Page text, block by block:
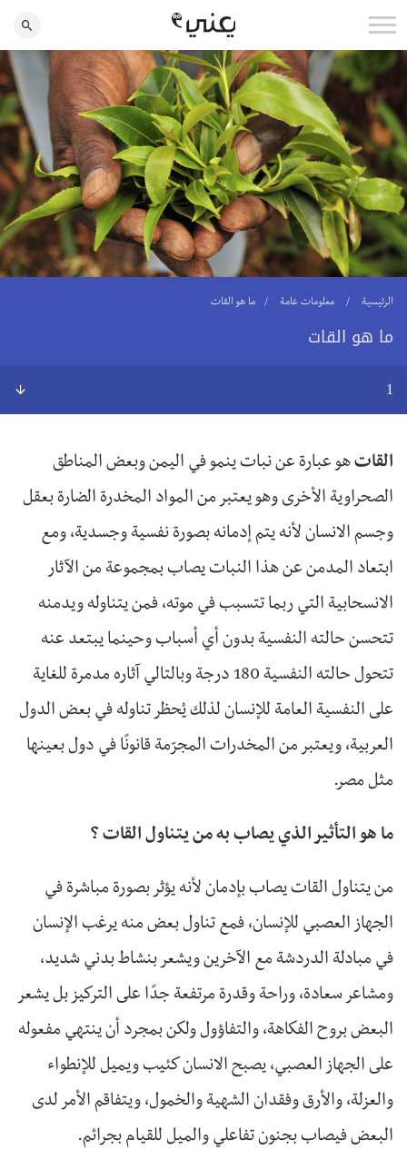
الرئيسية معلومات عامة ما هو القات
ما هو القات
1
القاتهو عبارة عن نبات ينمو في اليمن وبعض المناطق
الصحراوية الأخرى وهو يعتبر من المواد المخدرة الضارة بعقل
وجسم الانسان لأنه يتم إدمانه بصورة نفسية وجسدية، ومع
ابتعاد المدمن عن هذا النبات يصاب بمجموعة من الآثار
الانسحابية التي ربما تتسبب في موته، فمن يتناوله ويدمنه
تتحسن حالته النفسية بدون أي أسباب وحينما يبتعد عنه
تتحول حالته النفسية 180 درجة وبالتالي آثاره مدمرة للغاية
على النفسية العامة للإنسان لذلك يُحظر تناوله في بعض الدول
العربية، ويعتبر من المخدرات المجرّمة قانونًا في دول بعينها
مثل مصر.
ما هو التأثير الذي يصاب به من يتناول القات ؟
من يتناول القات يصاب بإدمان لأنه يؤثر بصورة مباشرة في
الجهاز العصبي للإنسان، فمع تناول بعض منه يرغب الإنسان
في مبادلة الدردشة مع الآخرين ويشعر بنشاط بدني شديد،
ومشاعر سعادة، وراحة وقدرة مرتفعة جدًا على التركيز بل يشعر
البعض بروح الفكاهة، والتفاؤول ولكن بمجرد أن ينتهي مفعوله
على الجهاز العصبي، يصبح الانسان كئيب ويميل للإنطواء
والعزلة، والأرق وفقدان الشهية والخمول، ويتفاقم الأمر لدى
البعض فيصاب بجنون تفاعلي والميل للقيام بجرائم.